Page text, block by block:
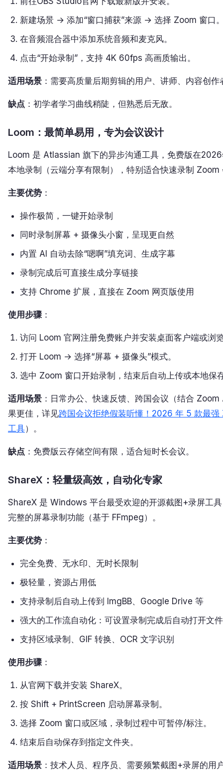
新建场景 → 添加“窗口捕获”来源 → 选择 Zoom 窗口
在音频混合器中添加系统音频和麦克风。
点击“开始录制”，支持 4K 60fps 高画质输出。
适用场景 ：需要高质量后期剪辑的用户、讲师、内容创作
缺点 ：初学者学习曲线稍陡，但熟悉后无敌。
Loom：最简单易用，专为会议设计
Loom 是 Atlassian 旗下的异步沟通工具，免费版在
本地录制（云端分享有限制），特别适合快速录制 Zoom
主要优势 ：
操作极简，一键开始录制
同时录制屏幕 + 摄像头小窗，呈现更自然
内置 AI 自动去除“嗯啊”填充词、生成字幕
录制完成后可直接生成分享链接
支持 Chrome 扩展，直接在 Zoom 网页版使用
使用步骤 ：
访问 Loom 官网注册免费账户并安装桌面客户端或浏
打开 Loom → 选择“屏幕 + 摄像头”模式。
选中 Zoom 窗口开始录制，结束后自动上传或本地保
适用场景 ：日常办公、快速反馈、跨国会议（结合
果更佳，详见跨国会议拒绝假装听懂！2026 年 5 款最
工具）。
缺点 ：免费版云存储空间有限，适合短时长会议。
ShareX：轻量级高效，自动化专家
ShareX 是 Windows 平台最受欢迎的开源截图+录屏工
完整的屏幕录制功能（基于 FFmpeg）。
主要优势 ：
完全免费、无水印、无时长限制
极轻量，资源占用低
支持录制后自动上传到 ImgBB、Google Drive 等
强大的工作流自动化：可设置录制完成后自动打开文
支持区域录制、GIF 转换、OCR 文字识别
使用步骤 ：
从官网下载并安装 ShareX。
按 Shift + PrintScreen 启动屏幕录制。
选择 Zoom 窗口或区域，录制过程中可暂停/标注。
结束后自动保存到指定文件夹。
适用场景 ：技术人员、程序员、需要频繁截图+录屏的用